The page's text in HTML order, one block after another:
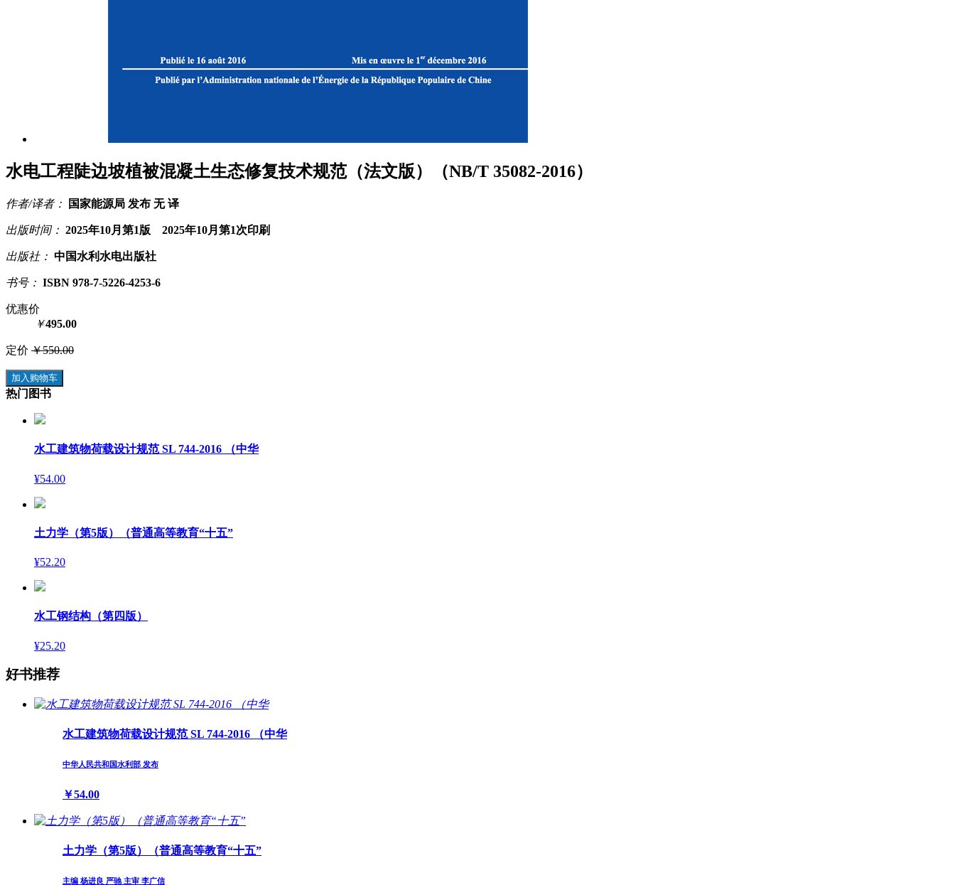
水电工程陡边坡植被混凝土生态修复技术规范（法文版）（NB/T 35082-2016）
作者/译者： 国家能源局 发布 无 译
出版时间： 2025年10月第1版 2025年10月第1次印刷
出版社： 中国水利水电出版社
书号： ISBN 978-7-5226-4253-6
优惠价
￥495.00
定价 ￥550.00
加入购物车
热门图书
水工建筑物荷载设计规范 SL 744-2016 （中华
¥54.00
土力学（第5版）（普通高等教育“十五”
¥52.20
水工钢结构（第四版）
¥25.20
好书推荐
水工建筑物荷载设计规范 SL 744-2016 （中华
中华人民共和国水利部 发布
￥54.00
土力学（第5版）（普通高等教育“十五”
主编 杨进良 严驰 主审 李广信